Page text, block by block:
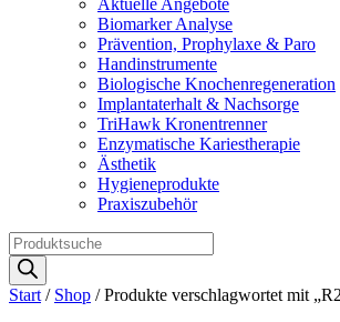
Aktuelle Angebote
Biomarker Analyse
Prävention, Prophylaxe & Paro
Handinstrumente
Biologische Knochenregeneration
Implantaterhalt & Nachsorge
TriHawk Kronentrenner
Enzymatische Kariestherapie
Ästhetik
Hygieneprodukte
Praxiszubehör
Products
search
Start / Shop / Produkte verschlagwortet mit